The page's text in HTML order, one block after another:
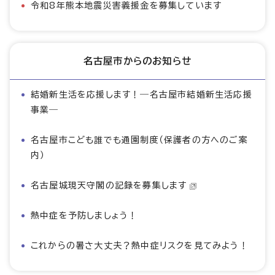
令和8年熊本地震災害義援金を募集しています
名古屋市からのお知らせ
結婚新生活を応援します！―名古屋市結婚新生活応援
事業―
名古屋市こども誰でも通園制度（保護者の方へのご案
内）
名古屋城現天守閣の記録を募集します
熱中症を予防しましょう！
これからの暑さ大丈夫？熱中症リスクを見てみよう！